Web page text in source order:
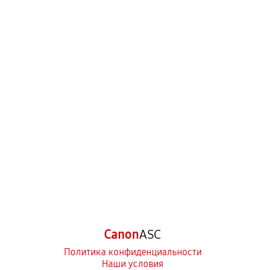
CanonASC
Политика конфиденциальности
Наши условия